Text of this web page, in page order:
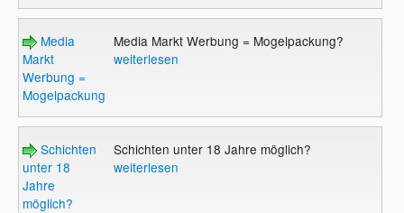
Media
Markt
Werbung =
Mogelpackung?
Media Markt Werbung = Mogelpackung?
weiterlesen
Schichten
unter 18
Jahre
möglich?
Schichten unter 18 Jahre möglich?
weiterlesen